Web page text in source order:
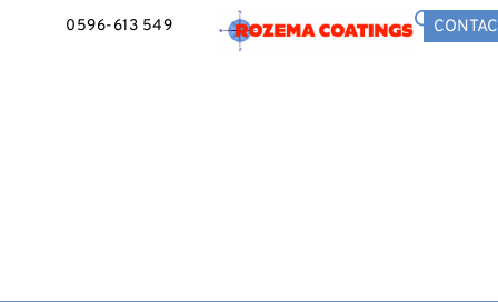
0596-613 549